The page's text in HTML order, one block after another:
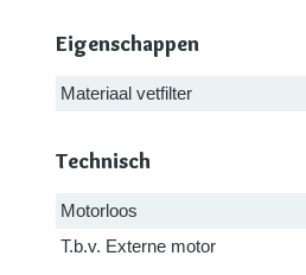
Eigenschappen
Materiaal vetfilter
Technisch
Motorloos
T.b.v. Externe motor